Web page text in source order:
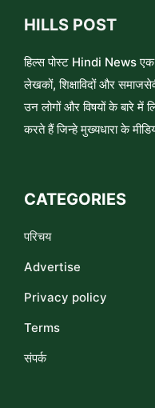
HILLS POST
हिल्स पोस्ट Hindi News एक
लेखकों, शिक्षाविदों और
उन लोगों और विषयों के बारे
करते हैं जिन्हे मुख्यधारा के
CATEGORIES
परिचय
Advertise
Privacy policy
Terms
संपर्क